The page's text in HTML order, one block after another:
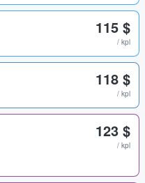
115 $
/ kpl
118 $
/ kpl
123 $
/ kpl